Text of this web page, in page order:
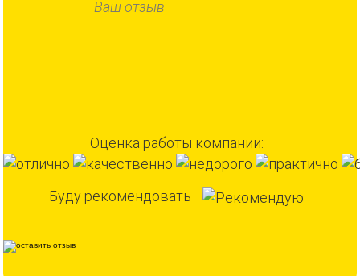
Оценка работы компании:
Буду рекомендовать